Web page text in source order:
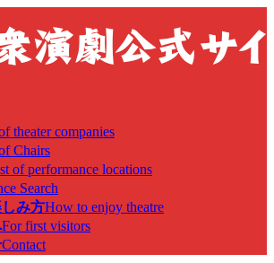
theater companies
Chairs
of performance locations
Search
み方How to enjoy theatre
For first visitors
Contact